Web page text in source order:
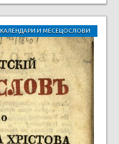
КАЛЕНДАРИ И МЕСЕЦОСЛОВИ